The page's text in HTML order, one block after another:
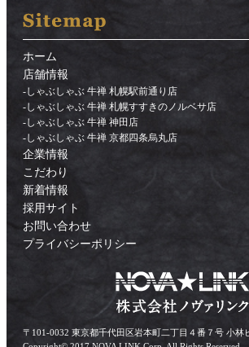
ホーム
店舗情報
-しゃぶしゃぶ 牛禅 札幌駅前通り店
-しゃぶしゃぶ 牛禅 札幌すすきのノルベサ店
-しゃぶしゃぶ 牛禅 神田店
-しゃぶしゃぶ 牛禅 京都四条烏丸店
企業情報
こだわり
新着情報
採用サイト
お問い合わせ
プライバシーポリシー
〒101-0032 東京都千代田区岩本町二丁目４番７号 小林